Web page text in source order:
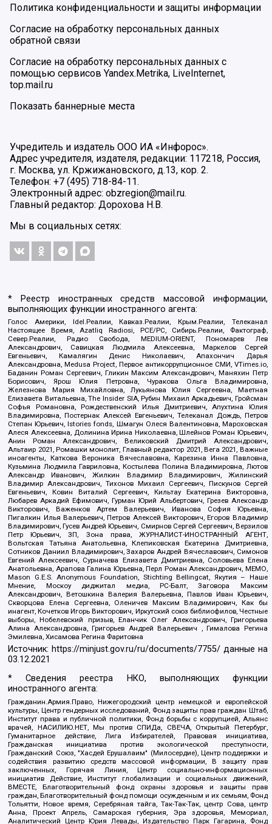
Политика конфиденциальности и защиты информации
Согласие на обработку персональных данных
обратной связи
Согласие на обработку персональных данных с
помощью сервисов Yandex.Metrika, LiveInternet,
top.mail.ru
Показать баннерные места
Учредитель и издатель ООО ИА «Инфорос».
Адрес учредителя, издателя, редакции: 117218, Россия,
г. Москва, ул. Кржижановского, д.13, кор. 2.
Телефон: +7 (495) 718-84-11.
Электронный адрес: obzregion@mail.ru.
Главный редактор: Дорохова Н.В.
Мы в социальных сетях:
* Реестр иностранных средств массовой информации,
выполняющих функции иностранного агента:
Голос Америки, Idel.Реалии, Кавказ.Реалии, Крым.Реалии, Телеканал
Настоящее Время, Azatliq Radiosi, PCE/PC, Сибирь.Реалии, Фактограф,
Север.Реалии, Радио Свобода, MEDIUM-ORIENT, Пономарев Лев
Александрович, Савицкая Людмила Алексеевна, Маркелов Сергей
Евгеньевич, Камалягин Денис Николаевич, Апахончич Дарья
Александровна, Medusa Project, Первое антикоррупционное СМИ, VTimes.io,
Баданин Роман Сергеевич, Гликин Максим Александрович, Маняхин Петр
Борисович, Ярош Юлия Петровна, Чуракова Ольга Владимировна,
Железнова Мария Михайловна, Лукьянова Юлия Сергеевна, Маетная
Елизавета Витальевна, The Insider SIA, Рубин Михаил Аркадьевич, Гройсман
Софья Романовна, Рождественский Илья Дмитриевич, Апухтина Юлия
Владимировна, Постернак Алексей Евгеньевич, Телеканал Дождь, Петров
Степан Юрьевич, Istories fonds, Шмагун Олеся Валентиновна, Мароховская
Алеся Алексеевна, Долинина Ирина Николаевна, Шлейнов Роман Юрьевич,
Анин Роман Александрович, Великовский Дмитрий Александрович,
Альтаир 2021, Ромашки монолит, Главный редактор 2021, Вега 2021, Важные
иноагенты, Каткова Вероника Вячеславовна, Карезина Инна Павловна,
Кузьмина Людмила Гавриловна, Костылева Полина Владимировна, Лютов
Александр Иванович, Жилкин Владимир Владимирович, Жилинский
Владимир Александрович, Тихонов Михаил Сергеевич, Пискунов Сергей
Евгеньевич, Ковин Виталий Сергеевич, Кильтау Екатерина Викторовна,
Любарев Аркадий Ефимович, Гурман Юрий Альбертович, Грезев Александр
Викторович, Важенков Артем Валерьевич, Иванова София Юрьевна,
Пигалкин Илья Валерьевич, Петров Алексей Викторович, Егоров Владимир
Владимирович, Гусев Андрей Юрьевич, Смирнов Сергей Сергеевич, Верзилов
Петр Юрьевич, ЗП, Зона права, ЖУРНАЛИСТ-ИНОСТРАННЫЙ АГЕНТ,
Вольтская Татьяна Анатольевна, Клепиковская Екатерина Дмитриевна,
Сотников Даниил Владимирович, Захаров Андрей Вячеславович, Симонов
Евгений Алексеевич, Сурначева Елизавета Дмитриевна, Соловьева Елена
Анатольевна, Арапова Галина Юрьевна, Перл Роман Александрович, МЕМО,
Mason G.E.S. Anonymous Foundation, Stichting Bellingcat, Якутия – Наше
Мнение, Москоу диджитал медиа, РС-Балт, Заговора Максим
Александрович, Ветошкина Валерия Валерьевна, Павлов Иван Юрьевич,
Скворцова Елена Сергеевна, Оленичев Максим Владимирович, Как бы
инагент, Кочетков Игорь Викторович, Иркутский союз библиофилов, Честные
выборы, Нобелевский призыв, Еланчик Олег Александрович, Григорьева
Алина Александровна, Григорьев Андрей Валерьевич , Гималова Регина
Эмилевна, Хисамова Регина Фаритовна
Источник: https://minjust.gov.ru/ru/documents/7755/ данные на
03.12.2021
* Сведения реестра НКО, выполняющих функции
иностранного агента:
Гражданин.Армия.Право, Нижегородский центр немецкой и европейской
культуры, Центр гендерных исследований, Фонд защиты прав граждан Штаб,
Институт права и публичной политики, Фонд борьбы с коррупцией, Альянс
врачей, НАСИЛИЮ.НЕТ, Мы против СПИДа, СВЕЧА, Открытый Петербург,
Гуманитарное действие, Лига Избирателей, Правовая инициатива,
Гражданская инициатива против экологической преступности,
Гражданский Союз, "Хасдей Ерушалаим" (Милосердие), Центр поддержки и
содействия развитию средств массовой информации, В защиту прав
заключенных, Горячая Линия, Центр социально-информационных
инициатив Действие, Институт глобализации и социальных движений,
ВМЕСТЕ, Благотворительный фонд охраны здоровья и защиты прав
граждан, Благотворительный фонд помощи осужденным и их семьям, Фонд
Тольятти, Новое время, Серебряная тайга, Так-Так-Так, центр Сова, центр
Анна, Проект Апрель, Самарская губерния, Эра здоровья, Мемориал,
Аналитический Центр Юрия Левады, Издательство Парк Гагарина, Фонд